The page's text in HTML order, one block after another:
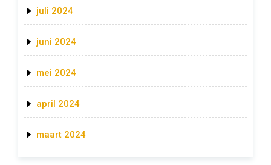
juli 2024
juni 2024
mei 2024
april 2024
maart 2024